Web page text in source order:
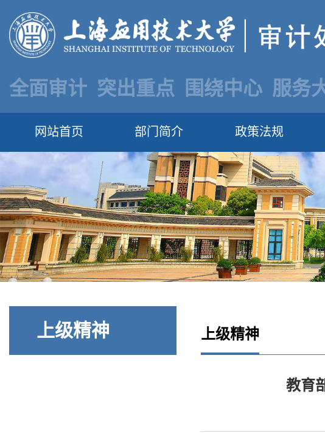
全面审计 突出重点 围绕中心 服务
网站首页 部门简介 政策法规
上级精神 上级精神
教育